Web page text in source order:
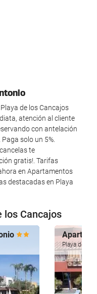
de los Cancajos
atención al cliente
con antelación
solo un 5%.
te
gratis!. Tarifas
en Apartamentos
destacadas en Playa
los Cancajos
Playa de los